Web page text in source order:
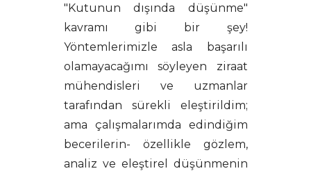
"Kutunun dışında düşünme"
kavramı gibi bir şey!
Yöntemlerimizle asla başarılı
olamayacağımı söyleyen ziraat
mühendisleri ve uzmanlar
tarafından sürekli eleştirildim;
ama çalışmalarımda edindiğim
becerilerin- özellikle gözlem,
analiz ve eleştirel düşünmenin